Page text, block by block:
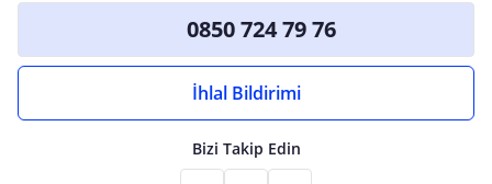
0850 724 79 76
İhlal Bildirimi
Bizi Takip Edin